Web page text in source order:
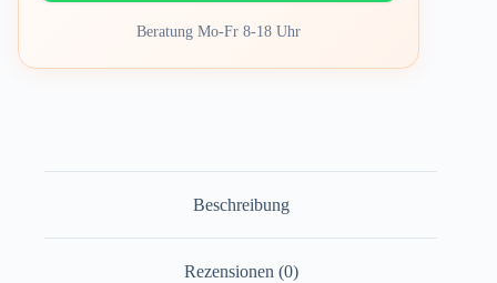
Beratung Mo-Fr 8-18 Uhr
Beschreibung
Rezensionen (0)